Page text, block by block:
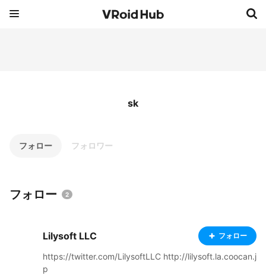
sk
フォロー フォロワー
フォロー 2
Lilysoft LLC フォロー
https://twitter.com/LilysoftLLC http://lilysoft.la.coocan.j
p